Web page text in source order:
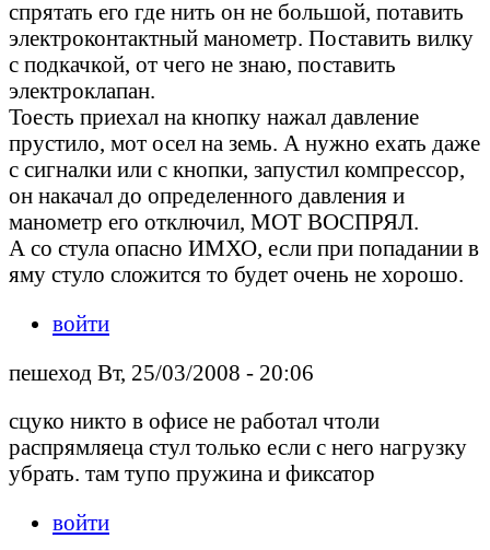
спрятать его где нить он не большой, потавить
электроконтактный манометр. Поставить вилку
с подкачкой, от чего не знаю, поставить
электроклапан.
Тоесть приехал на кнопку нажал давление
прустило, мот осел на земь. А нужно ехать даже
с сигналки или с кнопки, запустил компрессор,
он накачал до определенного давления и
манометр его отключил, МОТ ВОСПРЯЛ.
А со стула опасно ИМХО, если при попадании в
яму стуло сложится то будет очень не хорошо.
войти
пешеход Вт, 25/03/2008 - 20:06
сцуко никто в офисе не работал чтоли
распрямляеца стул только если с него нагрузку
убрать. там тупо пружина и фиксатор
войти